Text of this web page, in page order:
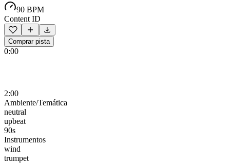
90 BPM
Content ID
Comprar pista
0:00
2:00
Ambiente/Temática
neutral
upbeat
90s
Instrumentos
wind
trumpet